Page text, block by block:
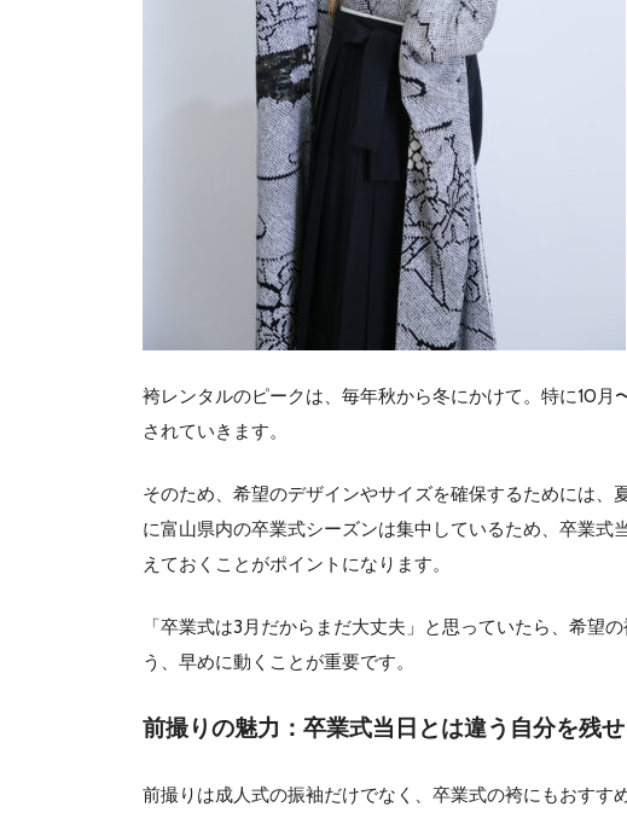
袴レンタルのピークは、毎年秋から冬にかけて。特に10月
されていきます。
そのため、希望のデザインやサイズを確保するためには
に富山県内の卒業式シーズンは集中しているため、卒業式
えておくことがポイントになります。
「卒業式は3月だからまだ大丈夫」と思っていたら、希望
う、早めに動くことが重要です。
前撮りの魅力：卒業式当日とは違う自分を残
前撮りは成人式の振袖だけでなく、卒業式の袴にもおすすめ